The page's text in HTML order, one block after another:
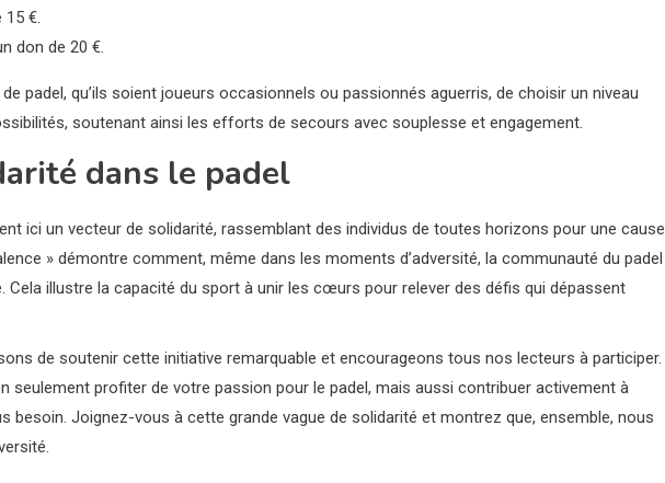
15 €.
don de 20 €.
padel, qu’ils soient joueurs occasionnels ou passionnés aguerris, de choisir un niveau
soutenant ainsi les efforts de secours avec souplesse et engagement.
dans le padel
ici un vecteur de solidarité, rassemblant des individus de toutes horizons pour une cause
» démontre comment, même dans les moments d’adversité, la communauté du padel
Cela illustre la capacité du sport à unir les cœurs pour relever des défis qui dépassent
de soutenir cette initiative remarquable et encourageons tous nos lecteurs à participer.
seulement profiter de votre passion pour le padel, mais aussi contribuer activement à
besoin. Joignez-vous à cette grande vague de solidarité et montrez que, ensemble, nous